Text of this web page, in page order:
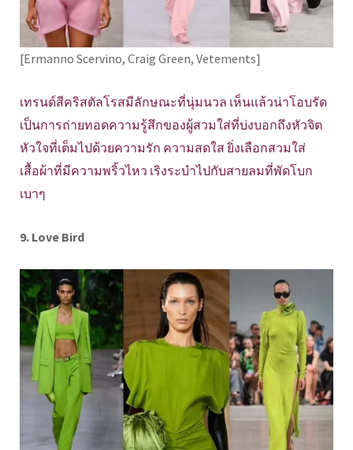
[Ermanno Scervino, Craig Green, Vetements]
เทรนด์สีคริสตัลโรสมีลักษณะที่นุ่มนวล เห็นแล้วน่าโอบรัด
เป็นการถ่ายทอดความรู้สึกของผู้สวมใส่ที่บ่งบอกถึงหัวจิต
หัวใจที่เต็มไปด้วยความรัก ความสดใส ยิ่งเลือกสวมใส่
เสื้อผ้าที่มีความพริ้วไหว เริงระบำไปกับสายลมที่พัดโบก
เบาๆ
9. Love Bird